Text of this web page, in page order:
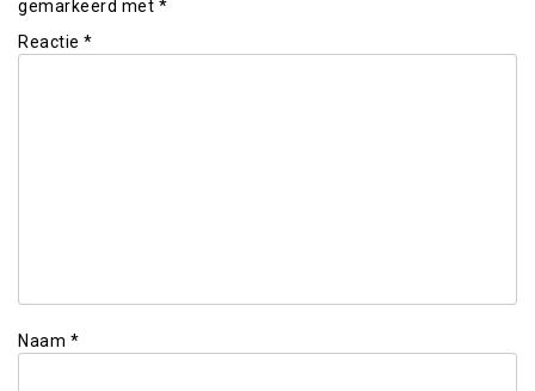
gemarkeerd met *
Reactie *
Naam *